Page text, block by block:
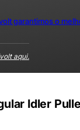
garantimos o
aqui.
Idler